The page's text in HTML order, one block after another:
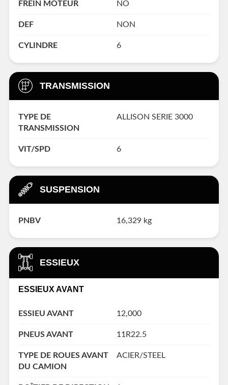
FREIN MOTEUR NO
DEF NON
CYLINDRE 6
TRANSMISSION
TYPE DE
TRANSMISSION
ALLISON SERIE 3000
VIT/SPD 6
SUSPENSION
PNBV 16,329 kg
ESSIEUX
ESSIEUX AVANT
ESSIEU AVANT 12,000
PNEUS AVANT 11R22.5
TYPE DE ROUES AVANT
DU CAMION
ACIER/STEEL